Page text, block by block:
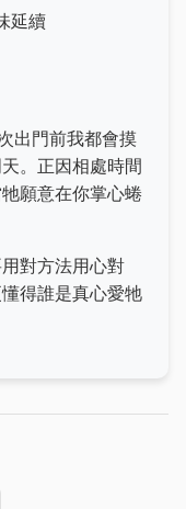
延續
出門前我都會摸
。正因相處時間
願意在你掌心蜷
對方法用心對
得誰是真心愛牠